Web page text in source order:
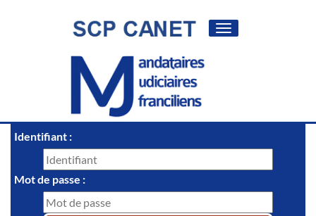
Toggle
Identifiant :
Mot de passe :